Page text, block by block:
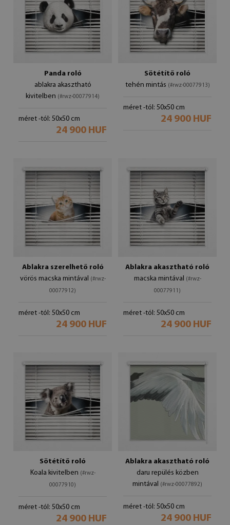
Panda roló
ablakra akasztható
kivitelben (#rwz-00077914)
méret -tól: 50x50 cm
24 900 HUF
Sötétítő roló
tehén mintás (#rwz-00077913)
méret -tól: 50x50 cm
24 900 HUF
Ablakra szerelhető roló
vörös macska mintával (#rwz-
00077912)
méret -tól: 50x50 cm
24 900 HUF
Ablakra akasztható roló
macska mintával (#rwz-
00077911)
méret -tól: 50x50 cm
24 900 HUF
Sötétítő roló
Koala kivitelben (#rwz-
00077910)
méret -tól: 50x50 cm
24 900 HUF
Ablakra akasztható roló
daru repülés közben
mintával (#rwz-00077892)
méret -tól: 50x50 cm
24 900 HUF